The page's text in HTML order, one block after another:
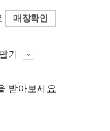
매장확인
기
받아보세요